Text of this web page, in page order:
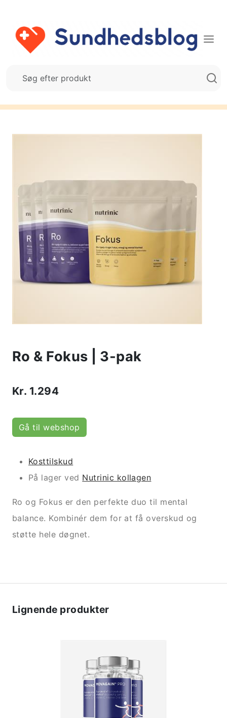
Ro & Fokus | 3-pak
Kr. 1.294
Gå til webshop
Kosttilskud
På lager ved Nutrinic kollagen
Ro og Fokus er den perfekte duo til mental
balance. Kombinér dem for at få overskud og
støtte hele døgnet.
Lignende produkter